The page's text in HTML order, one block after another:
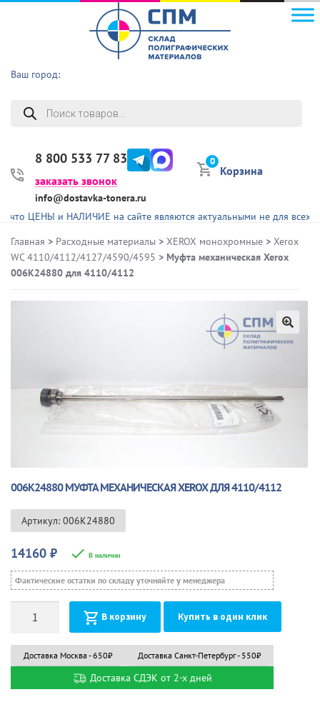
Ваш город:
Поиск
товаров
8 800 533 77 83
заказать звонок
info@dostavka-tonera.ru
0
Корзина
и НАЛИЧИЕ на сайте являются актуальными не для всех
Главная > Расходные материалы > XEROX монохромные > Xerox
WC 4110/4112/4127/4590/4595 > Муфта механическая Xerox
006K24880 для 4110/4112
🔍
006K24880 МУФТА МЕХАНИЧЕСКАЯ XEROX ДЛЯ 4110/4112
Артикул: 006K24880
14160 ₽ В наличии
Фактические остатки по складу уточняйте у менеджера
В корзину Купить в один клик
Доставка Москва - 650₽ Доставка Санкт-Петербург - 550₽
Доставка СДЭК от 2-х дней